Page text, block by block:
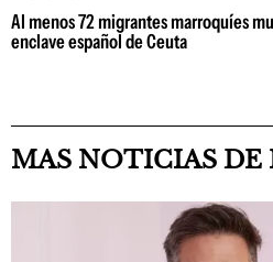
Al menos 72 migrantes marroquíes
enclave español de Ceuta
MAS NOTICIAS